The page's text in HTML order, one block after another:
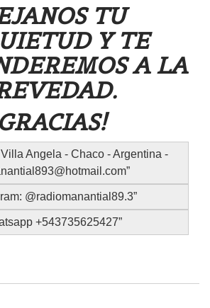
TU
Y TE
A LA
GRACIAS!
Angela - Chaco - Argentina -
@radiomanantial89.3
+543735625427